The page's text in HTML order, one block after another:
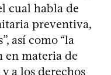
cual habla de
preventiva,
así como “la
en materia de
a los derechos